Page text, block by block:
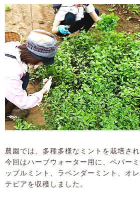
農園では、多種多様なミントを栽培され
今回はハーブウォーター用に、ペパー
ップルミント、ラベンダーミント、オ
テビアを収穫しました。